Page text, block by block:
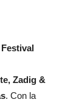
Zadig &
. Con la